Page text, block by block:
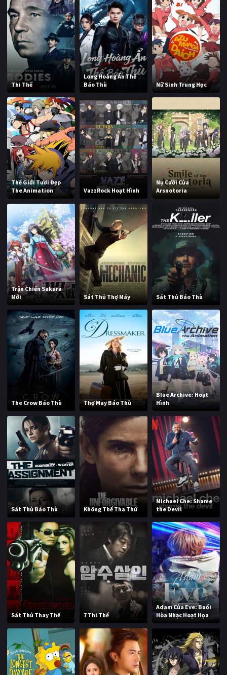
Thi Thể
Long Hoàng Ẩn Thế
Báo Thù
Nữ Sinh Trung Học
Thế Giới Tươi Đẹp
The Animation
VazzRock Hoạt Hình
Nụ Cười Của
Arsnotoria
Trận Chiến Sakura
Mới
Sát Thủ Thợ Máy Sát Thủ Báo Thù
The Crow Báo Thù Thợ May Báo Thù
Blue Archive: Hoạt
Hình
Sát Thủ Báo Thù Không Thể Tha Thứ
Michael Che: Shame
the Devil
Sát Thủ Thay Thế 7 Thi Thể
Adam Của Eve: Buổi
Hòa Nhạc Hoạt Họa